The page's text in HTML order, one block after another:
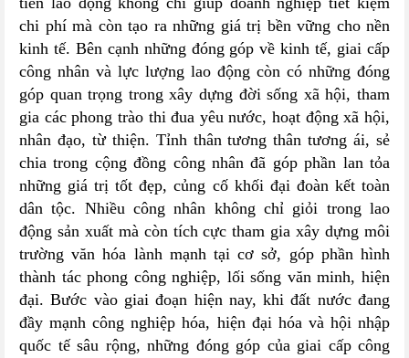
chi phí mà còn tạo ra những giá trị bền vững cho nền
kinh tế. Bên cạnh những đóng góp về kinh tế, giai cấp
công nhân và lực lượng lao động còn có những đóng
góp quan trọng trong xây dựng đời sống xã hội, tham
gia các phong trào thi đua yêu nước, hoạt động xã hội,
nhân đạo, từ thiện. Tỉnh thân tương thân tương ái, sẻ
chia trong cộng đồng công nhân đã góp phần lan tỏa
những giá trị tốt đẹp, củng cố khối đại đoàn kết toàn
dân tộc. Nhiều công nhân không chỉ giỏi trong lao
động sản xuất mà còn tích cực tham gia xây dựng môi
trường văn hóa lành mạnh tại cơ sở, góp phần hình
thành tác phong công nghiệp, lối sống văn minh, hiện
đại. Bước vào giai đoạn hiện nay, khi đất nước đang
đầy mạnh công nghiệp hóa, hiện đại hóa và hội nhập
quốc tế sâu rộng, những đóng góp của giai cấp công